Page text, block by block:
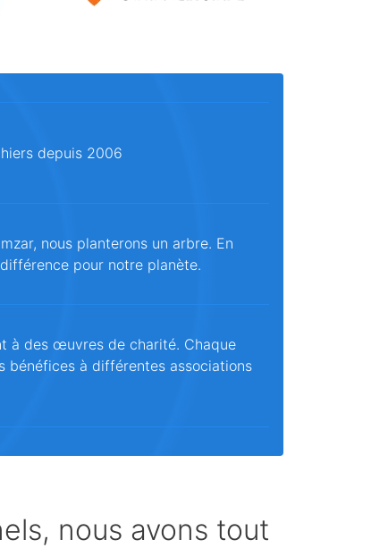
depuis 2006
nous planterons un arbre. En
pour notre planète.
à des œuvres de charité. Chaque
bénéfices à différentes associations
nous avons tout